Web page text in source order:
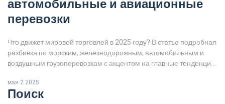
автомобильные и авиационные
перевозки
Что движет мировой торговлей в 2025 году? В статье подробная
разбивка по морским, железнодорожным, автомобильным и
воздушным грузоперевозкам с акцентом на главные тенденции,
какой транспорт всё-таки впереди и почему. Множество
практических советов и интересных фактов для малых, средних
мая 2 2025
Поиск